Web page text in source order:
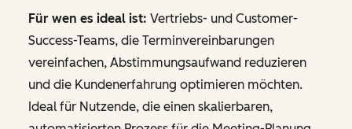
Für wen es ideal ist: Vertriebs- und Customer-
Success-Teams, die Terminvereinbarungen
vereinfachen, Abstimmungsaufwand reduzieren
und die Kundenerfahrung optimieren möchten.
Ideal für Nutzende, die einen skalierbaren,